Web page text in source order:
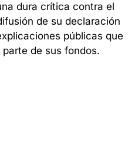
dura crítica contra el
de su declaración
públicas que
de sus fondos.